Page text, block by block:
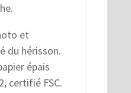
et
du hérisson.
épais
certifié FSC.